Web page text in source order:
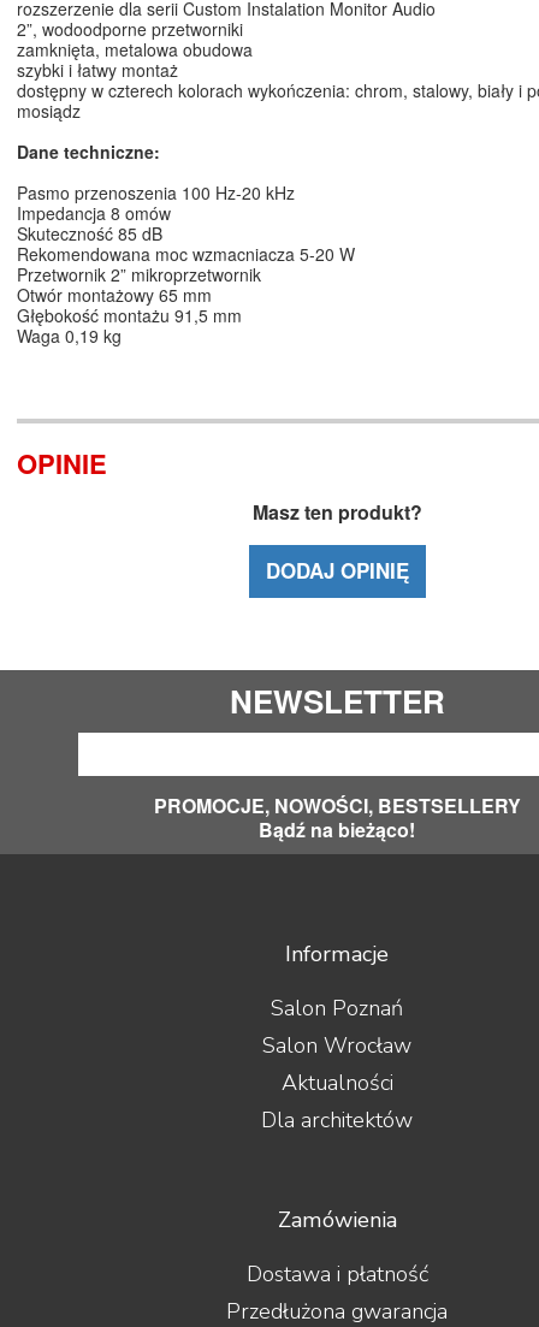
rozszerzenie dla serii Custom Instalation Monitor Audio
2”, wodoodporne przetworniki
zamknięta, metalowa obudowa
szybki i łatwy montaż
dostępny w czterech kolorach wykończenia: chrom, stalowy, biały i
mosiądz
Dane techniczne:
Pasmo przenoszenia 100 Hz-20 kHz
Impedancja 8 omów
Skuteczność 85 dB
Rekomendowana moc wzmacniacza 5-20 W
Przetwornik 2” mikroprzetwornik
Otwór montażowy 65 mm
Głębokość montażu 91,5 mm
Waga 0,19 kg
OPINIE
Masz ten produkt?
DODAJ OPINIĘ
NEWSLETTER
PROMOCJE, NOWOŚCI, BESTSELLERY
Bądź na bieżąco!
Informacje
Salon Poznań
Salon Wrocław
Aktualności
Dla architektów
Zamówienia
Dostawa i płatność
Przedłużona gwarancja